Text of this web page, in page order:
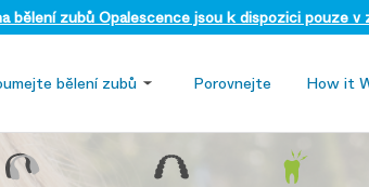
bělení zubů Opalescence jsou k dispozici pouze v
bělení zubů Porovnejte How it